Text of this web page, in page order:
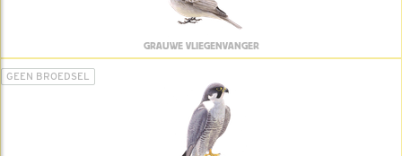
GRAUWE VLIEGENVANGER
GEEN BROEDSEL